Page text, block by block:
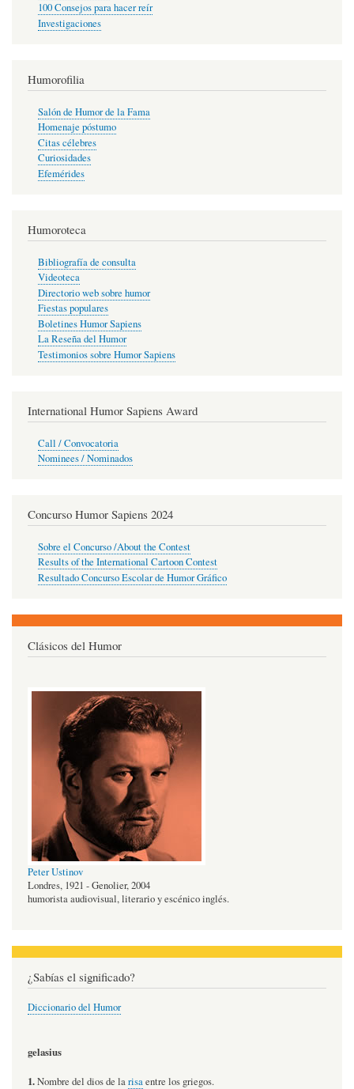
100 Consejos para hacer reír
Investigaciones
Humorofilia
Salón de Humor de la Fama
Homenaje póstumo
Citas célebres
Curiosidades
Efemérides
Humoroteca
Bibliografía de consulta
Videoteca
Directorio web sobre humor
Fiestas populares
Boletines Humor Sapiens
La Reseña del Humor
Testimonios sobre Humor Sapiens
International Humor Sapiens Award
Call / Convocatoria
Nominees / Nominados
Concurso Humor Sapiens 2024
Sobre el Concurso /About the Contest
Results of the International Cartoon Contest
Resultado Concurso Escolar de Humor Gráfico
Clásicos del Humor
Peter Ustinov
Londres, 1921 - Genolier, 2004
humorista audiovisual, literario y escénico inglés.
¿Sabías el significado?
Diccionario del Humor
gelasius
1.Nombre del dios de larisaentre los griegos.